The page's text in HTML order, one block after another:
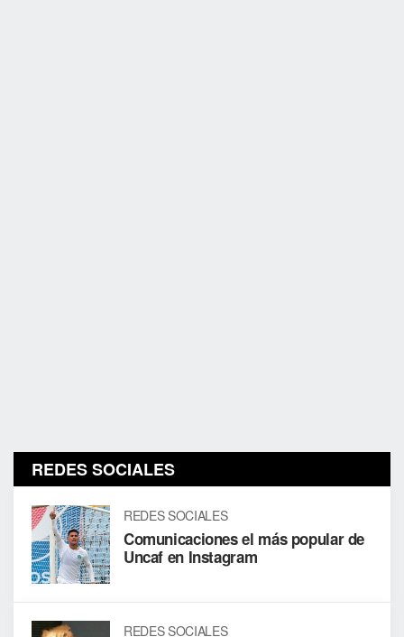
REDES SOCIALES
REDES SOCIALES
Comunicaciones el más popular de
Uncaf en Instagram
REDES SOCIALES